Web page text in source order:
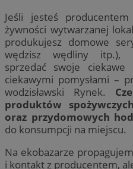
Jeśli jesteś
żywności wytwarzanej
produkujesz domowe
wędzisz wędliny itp.),
sprzedać swoje
ciekawymi pomysłami –
wodzisławski Rynek.
produktów
oraz przydomowych
do konsumpcji na miejscu.
Na ekobazarze
i kontakt z producentem,